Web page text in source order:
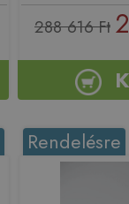
288 616 Ft
Rendelésre